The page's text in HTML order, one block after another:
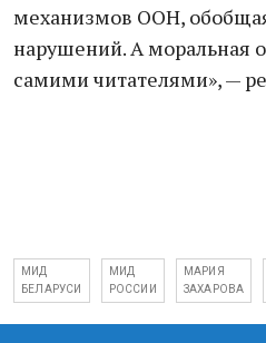
механизмов ООН,
нарушений. А моральная
самими читателями», —
МИД
БЕЛАРУСИ
МИД
РОССИИ
МАРИЯ
ЗАХАРОВА